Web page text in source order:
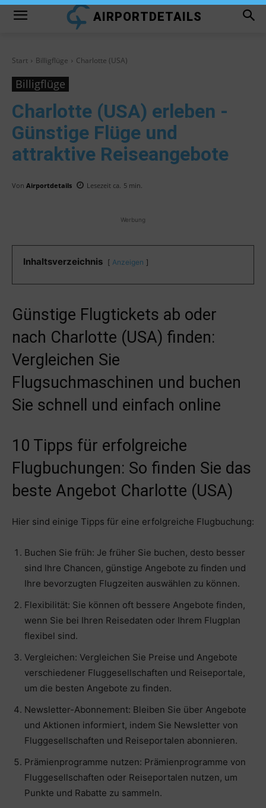
AIRPORTDETAILS
Start Billigflüge Charlotte (USA)
Billigflüge
Charlotte (USA) erleben -
Günstige Flüge und
attraktive Reiseangebote
Von Airportdetails Lesezeit ca. 5 min.
Werbung
Inhaltsverzeichnis Anzeigen
Günstige Flugtickets ab oder
nach Charlotte (USA) finden:
Vergleichen Sie
Flugsuchmaschinen und buchen
Sie schnell und einfach online
10 Tipps für erfolgreiche
Flugbuchungen: So finden Sie das
beste Angebot Charlotte (USA)
Hier sind einige Tipps für eine erfolgreiche Flugbuchung:
Buchen Sie früh: Je früher Sie buchen, desto besser
sind Ihre Chancen, günstige Angebote zu finden und
Ihre bevorzugten Flugzeiten auswählen zu können.
Flexibilität: Sie können oft bessere Angebote finden,
wenn Sie bei Ihren Reisedaten oder Ihrem Flugplan
flexibel sind.
Vergleichen: Vergleichen Sie Preise und Angebote
verschiedener Fluggesellschaften und Reiseportale,
um die besten Angebote zu finden.
Newsletter-Abonnement: Bleiben Sie über Angebote
und Aktionen informiert, indem Sie Newsletter von
Fluggesellschaften und Reiseportalen abonnieren.
Prämienprogramme nutzen: Prämienprogramme von
Fluggesellschaften oder Reiseportalen nutzen, um
Punkte und Rabatte zu sammeln.